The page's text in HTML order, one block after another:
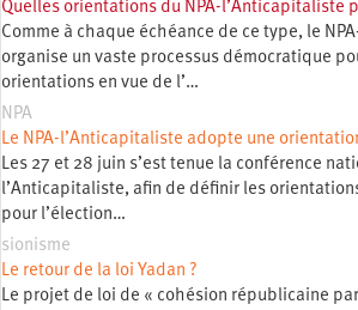
Quelles orientations du NPA-l’Anticapitaliste
Comme à chaque échéance de ce type, le
organise un vaste processus démocratique
orientations en vue de l’…
NPA
Le NPA-l’Anticapitaliste adopte une
Les 27 et 28 juin s’est tenue la conférence
l’Anticapitaliste, afin de définir les
pour l’élection…
sionisme
Le retour de la loi Yadan ?
Le projet de loi de « cohésion républicaine